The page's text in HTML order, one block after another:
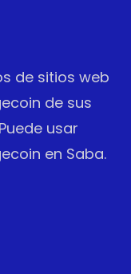
de sitios web
de sus
usar
en Saba.